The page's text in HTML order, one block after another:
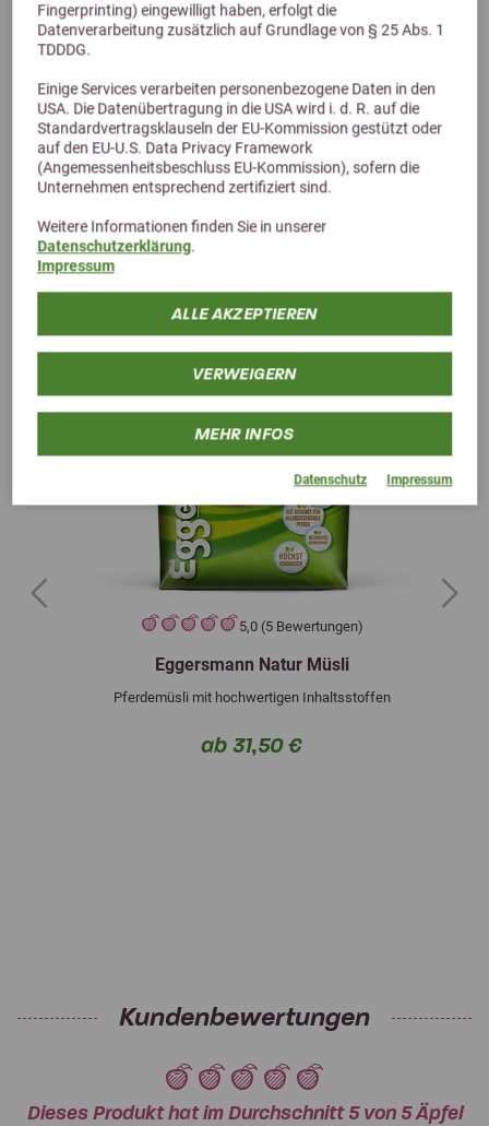
Fingerprinting) eingewilligt haben, erfolgt die
Datenverarbeitung zusätzlich auf Grundlage von § 25 Abs. 1
TDDDG.
Einige Services verarbeiten personenbezogene Daten in den
USA. Die Datenübertragung in die USA wird i. d. R. auf die
Standardvertragsklauseln der EU-Kommission gestützt oder
auf den EU-U.S. Data Privacy Framework
(Angemessenheitsbeschluss EU-Kommission), sofern die
Unternehmen entsprechend zertifiziert sind.
Weitere Informationen finden Sie in unserer
Datenschutzerklärung.
Impressum
ALLE AKZEPTIEREN
VERWEIGERN
MEHR INFOS
Datenschutz Impressum
Alternative Produkte
5,0 (5 Bewertungen)
Eggersmann Natur Müsli
Pferdemüsli mit hochwertigen Inhaltsstoffen
ab 31,50 €
Previous Next
Kundenbewertungen
Dieses Produkt hat im Durchschnitt 5 von 5 Äpfel